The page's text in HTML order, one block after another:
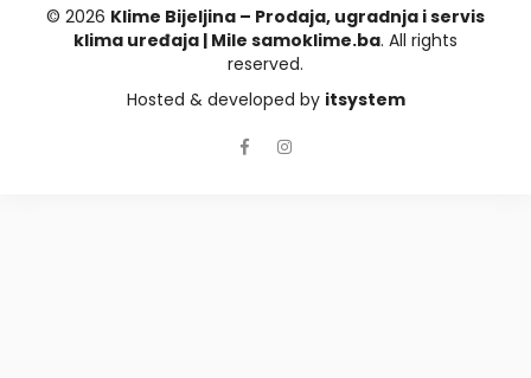
© 2026 Klime Bijeljina – Prodaja, ugradnja i servis
klima uređaja | Mile samoklime.ba. All rights
reserved.
Hosted & developed by itsystem